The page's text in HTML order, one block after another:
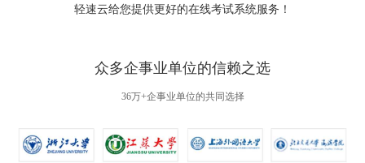
轻速云给您提供更好的在线考试系统服务！
众多企事业单位的信赖之选
36万+企事业单位的共同选择